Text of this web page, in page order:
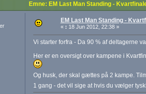
Emne: EM Last Man Standing -
EM Last Man Standing -
« : 18 Jun 2012, 22:38 »
Vi starter forfra - Da 90 % af deltagerne
Her er en oversigt over kampene i
Og husk, der skal gættes på 2 kampe.
1 gang - det vil sige at hvis du vælger